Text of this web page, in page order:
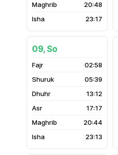
20:48
23:17
09, So
02:58
05:39
13:12
17:17
20:44
23:13